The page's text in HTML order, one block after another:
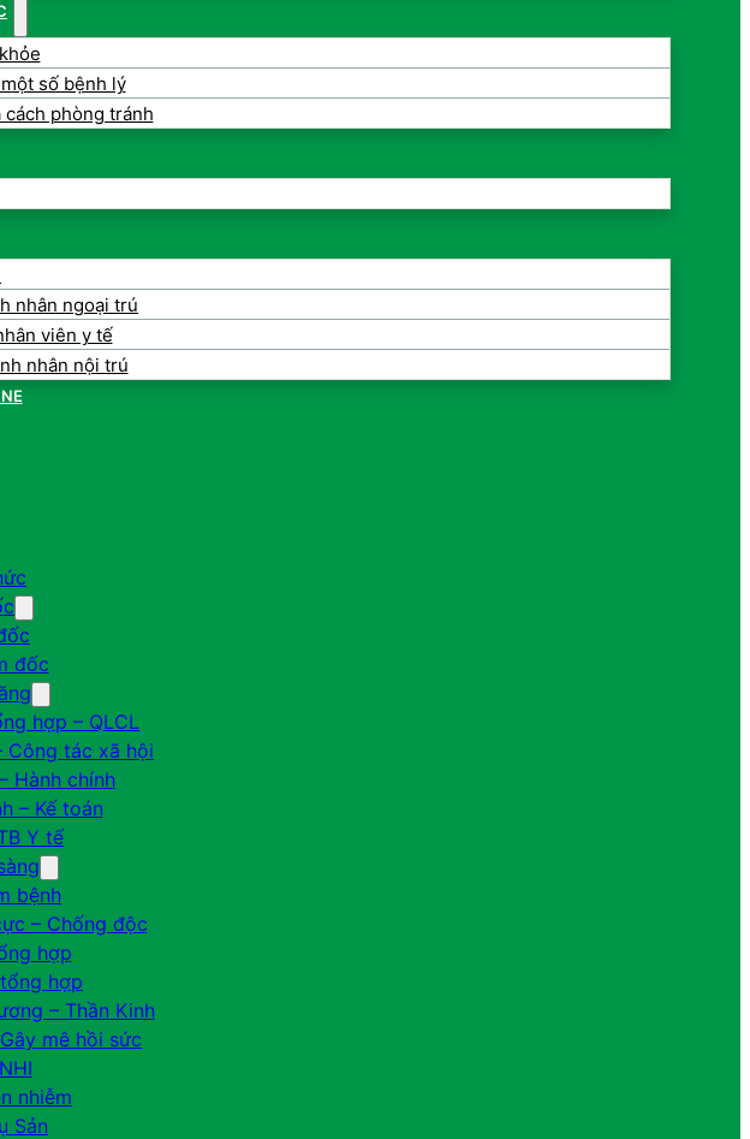
số bệnh lý
phòng tránh
nhân ngoại trú
viên y tế
nhân nội trú
đốc
hợp – QLCL
Công tác xã hội
Hành chính
– Kế toán
Y tế
bệnh
– Chống độc
hợp
hợp
– Thần Kinh
mê hồi sức
nhiễm
Sản